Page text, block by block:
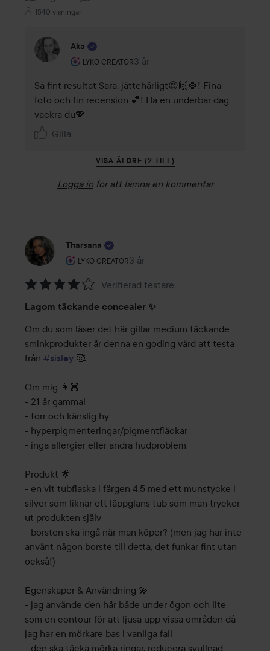
1540 visningar
Aka
LYKO CREATOR
Användarens roll: Lyko Creator.
3 år
Kommentaren lades 3 år
Så fint resultat Sara, jättehärligt😍🙌🏽! Fina
foto och fin recension 💕! Ha en underbar dag
vackra du💖
Gilla
VISA ÄLDRE (2 TILL)
Logga in för att lämna en kommentar
Tharsana
LYKO CREATOR
Användarens roll: Lyko Creator.
3 år
Inlägget skapades 3 år
4
av
5
Verifierad testare
Lagom täckande concealer ✨️
Om du som läser det här gillar medium täckande
sminkprodukter är denna en goding värd att testa
från #sisley 🥰
Om mig 👩🏾
- 21 år gammal
- torr och känslig hy
- hyperpigmenteringar/pigmentfläckar
- inga allergier eller andra hudproblem
Produkt 🌟
- en vit tubflaska i färgen 4.5 med ett munstycke i
silver som liknar ett läppglans tub som man trycker
ut produkten själv
- borsten ska ingå när man köper? (men jag har inte
använt någon borste till detta, det funkar fint utan
också!)
Egenskaper & Användning 💫
- jag använde den här både under ögon och lite
som en contour för att ljusa upp vissa områden då
jag har en mörkare bas i vanliga fall
- den ska täcka mörka ringar, reducera svullnad